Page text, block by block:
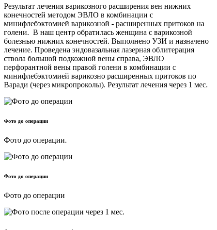
Результат лечения варикозного расширения вен нижних
конечностей методом ЭВЛО в комбинации с
минифлебэктомией варикозной - расширенных притоков на
голени. В наш центр обратилась женщина с варикозной
болезнью нижних конечностей. Выполнено УЗИ и назначено
лечение. Проведена эндовазальная лазерная облитерация
ствола большой подкожной вены справа, ЭВЛО
перфорантной вены правой голени в комбинации с
минифлебэктомией варикозно расширенных притоков по
Варади (через микропроколы). Результат лечения через 1 мес.
Фото до операции
Фото до операции.
Фото до операции
Фото до операции